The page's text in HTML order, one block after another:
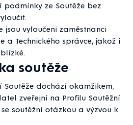
podmínky ze Soutěže bez
jsou vyloučeni zaměstnanci
a Technického správce, jakož i
soutěže
Soutěže dochází okamžikem,
zveřejní na Profilu Soutěžní
soutěžní otázkou a výzvou k